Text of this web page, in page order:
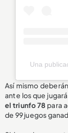
Una
Así mismo
ante los que
el triunfo 78 para
de 99 juegos